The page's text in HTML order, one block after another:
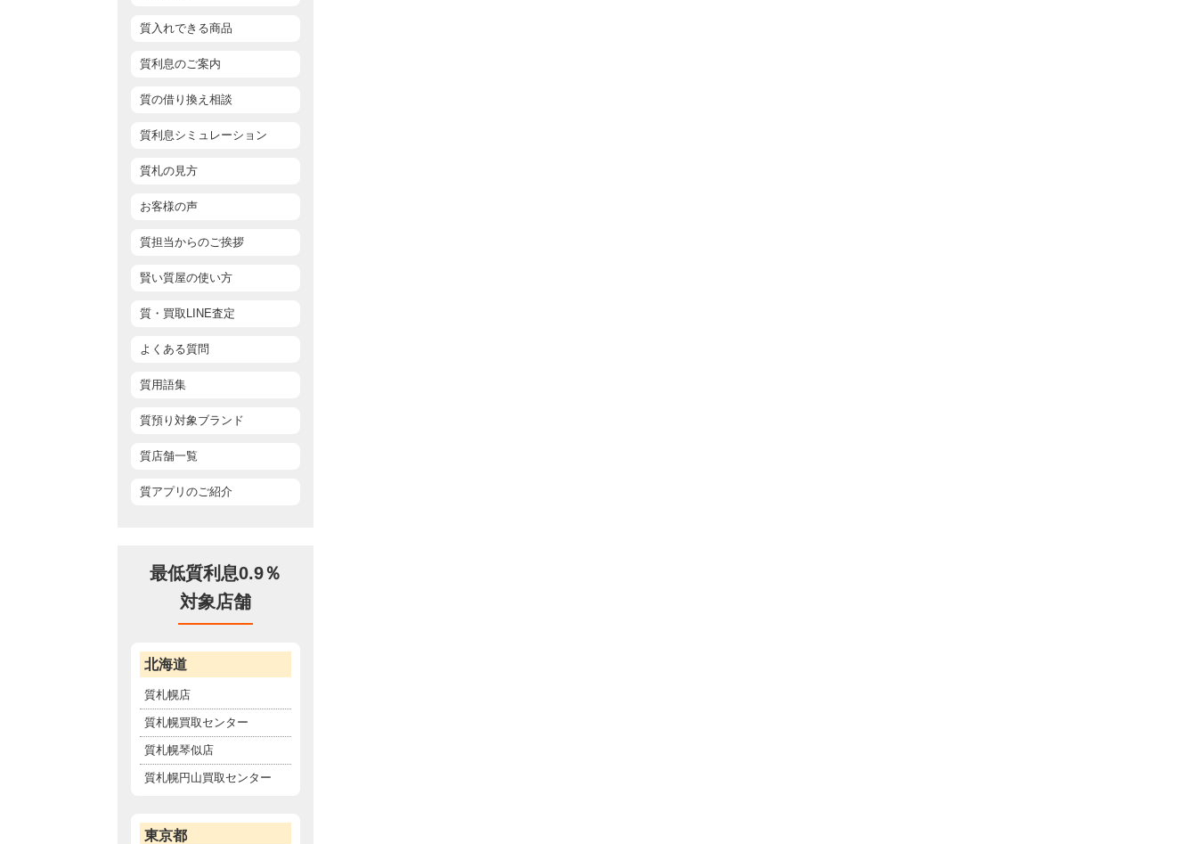
質入れできる商品
質利息のご案内
質の借り換え相談
質利息シミュレーション
質札の見方
お客様の声
質担当からのご挨拶
賢い質屋の使い方
質・買取LINE査定
よくある質問
質用語集
質預り対象ブランド
質店舗一覧
質アプリのご紹介
最低質利息0.9％
対象店舗
北海道
質札幌店
質札幌買取センター
質札幌琴似店
質札幌円山買取センター
東京都